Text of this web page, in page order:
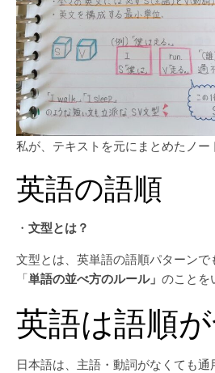
私が、テキストを元にまとめたノー
英語の語順
・ 文型とは？
文型とは、英単語の語順パターンで
「単語の並べ方のルール」 のことを
英語は語順が
日本語は、主語・動詞がなくても通